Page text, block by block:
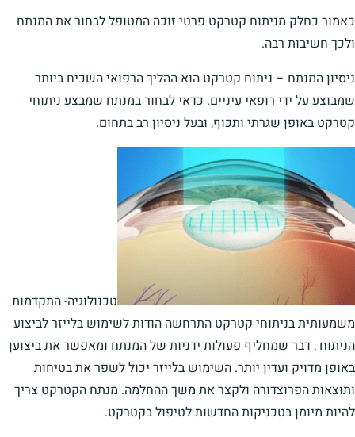
כאמור כחלק מניתוח קטרקט פרטי זוכה המטופל לבחור את המנתח
ולכך חשיבות רבה.
ניסיון המנתח – ניתוח קטרקט הוא ההליך הרפואי השכיח ביותר
שמבוצע על ידי רופאי עיניים. כדאי לבחור במנתח שמבצע ניתוחי
קטרקט באופן שגרתי ותכוף, ובעל ניסיון רב בתחום.
טכנולוגיה- התקדמות
משמעותית בניתוחי קטרקט התרחשה הודות לשימוש בלייזר לביצוע
הניתוח , דבר שמחליף פעולות ידניות של המנתח ומאפשר את ביצוען
באופן מדויק ועדין יותר. השימוש בלייזר יכול לשפר את בטיחות
ותוצאות הפרוצדורה ולקצר את משך ההחלמה. מנתח הקטרקט צריך
להיות מיומן בטכניקות החדשות לטיפול בקטרקט.